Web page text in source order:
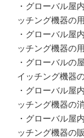
・グローバル屋
ッチング機器の
・グローバル屋
ッチング機器の
・グローバルの
イッチング機器
・グローバル屋
ッチング機器の
・グローバル屋
ッチング機器の